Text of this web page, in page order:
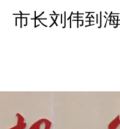
刘伟到海